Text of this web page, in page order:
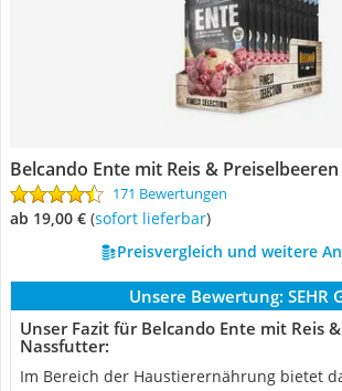
Belcando Ente mit Reis &
171 Bewertungen
ab 19,00 € ( Sofort lieferbar)
Preisvergleich und weitere
Unsere Bewertung: SEHR
Unser Fazit für Belcando Ente mit Reis
Nassfutter:
Im Bereich der Haustierernährung bietet